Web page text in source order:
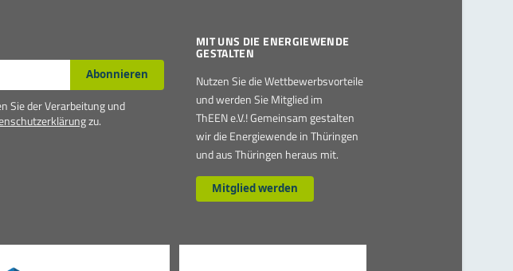
Abonnieren
Sie der Verarbeitung und
zu.
MIT UNS DIE ENERGIEWENDE
GESTALTEN
Nutzen Sie die Wettbewerbsvorteile
und werden Sie Mitglied im
ThEEN e.V.! Gemeinsam gestalten
wir die Energiewende in Thüringen
und aus Thüringen heraus mit.
Mitglied werden